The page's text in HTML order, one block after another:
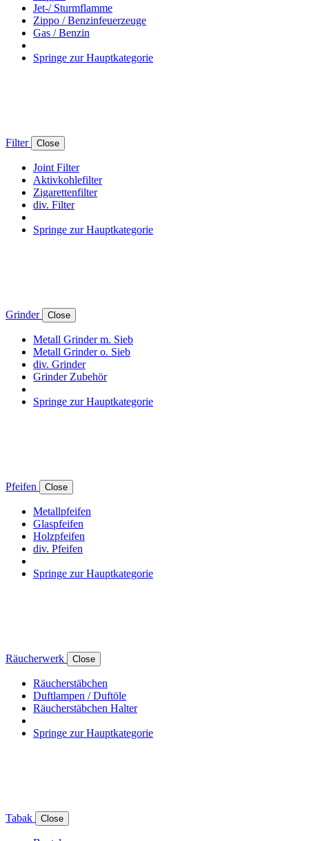
Jet-/ Sturmflamme
Zippo / Benzinfeuerzeuge
Gas / Benzin
Springe zur Hauptkategorie
Filter Close
Joint Filter
Aktivkohlefilter
Zigarettenfilter
div. Filter
Springe zur Hauptkategorie
Grinder Close
Metall Grinder m. Sieb
Metall Grinder o. Sieb
div. Grinder
Grinder Zubehör
Springe zur Hauptkategorie
Pfeifen Close
Metallpfeifen
Glaspfeifen
Holzpfeifen
div. Pfeifen
Springe zur Hauptkategorie
Räucherwerk Close
Räucherstäbchen
Duftlampen / Duftöle
Räucherstäbchen Halter
Springe zur Hauptkategorie
Tabak Close